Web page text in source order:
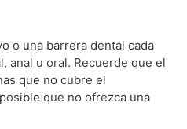
o una barrera dental cada
anal u oral. Recuerde que el
que no cubre el
que no ofrezca una